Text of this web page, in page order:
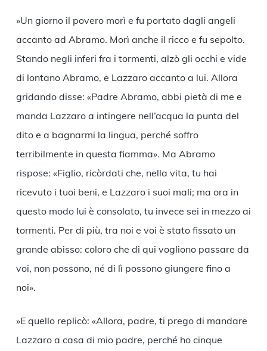
»Un giorno il povero morì e fu portato dagli angeli
accanto ad Abramo. Morì anche il ricco e fu sepolto.
Stando negli inferi fra i tormenti, alzò gli occhi e vide
di lontano Abramo, e Lazzaro accanto a lui. Allora
gridando disse: «Padre Abramo, abbi pietà di me e
manda Lazzaro a intingere nell’acqua la punta del
dito e a bagnarmi la lingua, perché soffro
terribilmente in questa fiamma». Ma Abramo
rispose: «Figlio, ricòrdati che, nella vita, tu hai
ricevuto i tuoi beni, e Lazzaro i suoi mali; ma ora in
questo modo lui è consolato, tu invece sei in mezzo ai
tormenti. Per di più, tra noi e voi è stato fissato un
grande abisso: coloro che di qui vogliono passare da
voi, non possono, né di lì possono giungere fino a
noi».
»E quello replicò: «Allora, padre, ti prego di mandare
Lazzaro a casa di mio padre, perché ho cinque